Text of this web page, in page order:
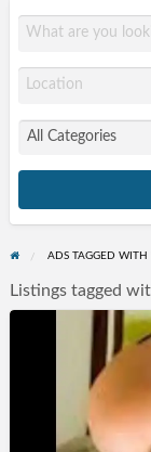
ADS TAGGED WITH
Listings tagged
Acompanhantes